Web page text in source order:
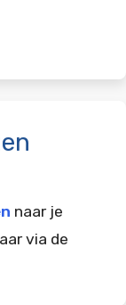
naar je
via de